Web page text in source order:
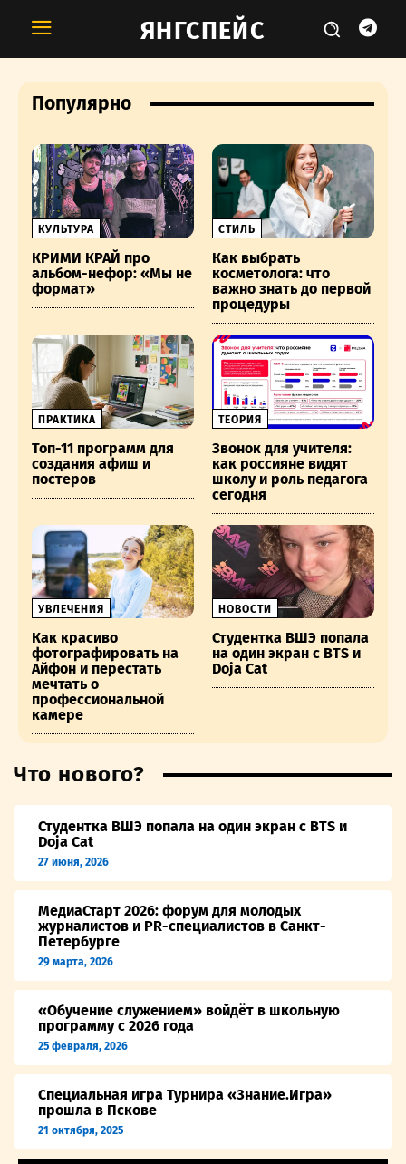
ЯНГСПЕЙС
Популярно
КУЛЬТУРА
КРИМИ КРАЙ про
альбом-нефор: «Мы не
формат»
СТИЛЬ
Как выбрать
косметолога: что
важно знать до первой
процедуры
ПРАКТИКА
Топ-11 программ для
создания афиш и
постеров
ТЕОРИЯ
Звонок для учителя:
как россияне видят
школу и роль педагога
сегодня
УВЛЕЧЕНИЯ
Как красиво
фотографировать на
Айфон и перестать
мечтать о
профессиональной
камере
НОВОСТИ
Студентка ВШЭ попала
на один экран с BTS и
Doja Cat
Что нового?
Студентка ВШЭ попала на один экран с BTS и
Doja Cat
27 июня, 2026
МедиаСтарт 2026: форум для молодых
журналистов и PR-специалистов в Санкт-
Петербурге
29 марта, 2026
«Обучение служением» войдёт в школьную
программу с 2026 года
25 февраля, 2026
Специальная игра Турнира «Знание.Игра»
прошла в Пскове
21 октября, 2025